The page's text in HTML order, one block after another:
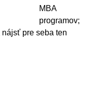
MBA
programov;
pre seba ten